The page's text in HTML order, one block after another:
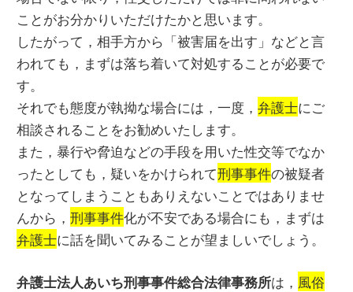
ことがお分かりいただけたかと思います。
したがって，相手方から「被害届を出す」などと言
われても，まずは落ち着いて対処することが必要で
す。
それでも態度が執拗な場合には，一度，弁護士にご
相談されることをお勧めいたします。
また，暴行や脅迫などの手段を用いた性交等でなか
ったとしても，疑いをかけられて刑事事件の被疑者
となってしまうこともありえないことではありませ
んから，刑事事件化が不安である場合にも，まずは
弁護士に話を聞いてみることが望ましいでしょう。
弁護士法人あいち刑事事件総合法律事務所は， 風俗